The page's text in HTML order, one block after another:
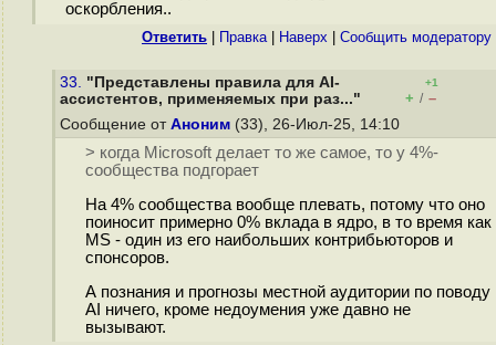
оскорбления..
Ответить Правка| Наверх Cообщить модератору
33. "Представлены правила для AI-
ассистентов, применяемых при раз..."
+1
+ / –
Сообщение от Аноним (33), 26-Июл-25, 14:10
> когда Microsoft делает то же самое, то у 4%-
сообщества подгорает
На 4% сообщества вообще плевать, потому что оно
поиносит примерно 0% вклада в ядро, в то время как
MS - один из его наибольших контрибьюторов и
спонсоров.
А познания и прогнозы местной аудитории по поводу
AI ничего, кроме недоумения уже давно не
вызывают.